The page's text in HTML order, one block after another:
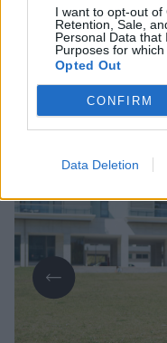
I want to opt-out of
Retention, Sale,
Personal Data that
Purposes for which
Opted Out
CONFIRM
Data Deletion
Tikriausiai
žingsnių per
sveikatą ir
skaičius nėra